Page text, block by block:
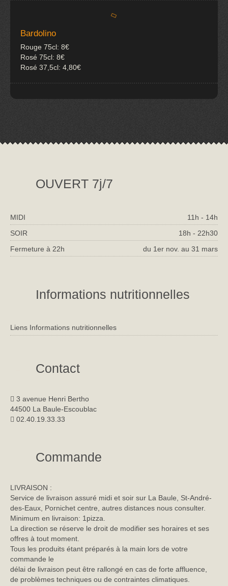
Bardolino
Rouge 75cl: 8€
Rosé 75cl: 8€
Rosé 37,5cl: 4,80€
OUVERT 7j/7
MIDI
11h - 14h
SOIR
18h - 22h30
Fermeture à 22h
du 1er nov. au 31 mars
Informations nutritionnelles
Liens Informations nutritionnelles
Contact
3 avenue Henri Bertho
44500 La Baule-Escoublac
02.40.19.33.33
Commande
LIVRAISON :
Service de livraison assuré midi et soir sur La Baule, St-André-
des-Eaux, Pornichet centre, autres distances nous consulter.
Minimum en livraison: 1pizza.
La direction se réserve le droit de modifier ses horaires et ses
offres à tout moment.
Tous les produits étant préparés à la main lors de votre
commande le
délai de livraison peut être rallongé en cas de forte affluence,
de problèmes techniques ou de contraintes climatiques.